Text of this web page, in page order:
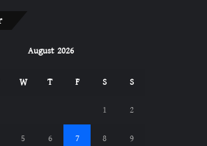
August 2026
W T F S S
1 2
5 6 7 8 9